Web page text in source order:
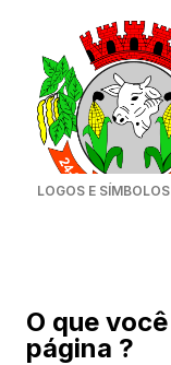
LOGOS E
O que
página ?